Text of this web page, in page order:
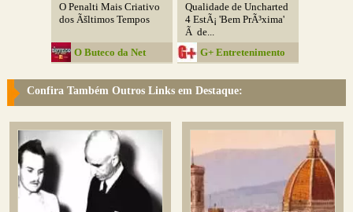
O Penalti Mais Criativo
dos Ãšltimos Tempos
O Buteco da Net
Qualidade de Uncharted
4 EstÃ¡ 'Bem PrÃ³xima'
Ã de...
G+ Entretenimento
Confira Também Outros Links em Destaque: